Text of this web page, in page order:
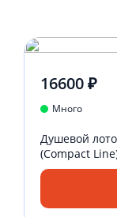
16600 ₽
Много
Душевой
(Compact